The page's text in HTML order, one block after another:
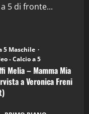
5 di fronte...
5 Maschile
- Calcio a 5
Melia – Mamma Mia
a Veronica Freni
28^ Puntata
2026)